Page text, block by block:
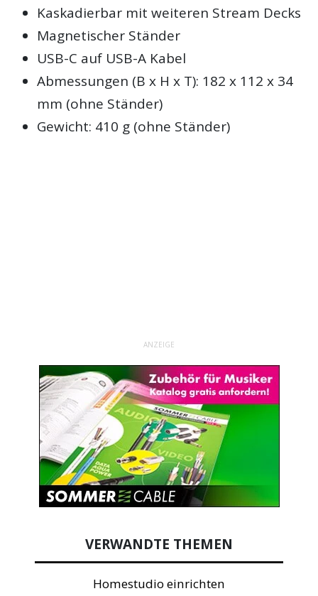
Kaskadierbar mit weiteren Stream Decks
Magnetischer Ständer
USB-C auf USB-A Kabel
Abmessungen (B x H x T): 182 x 112 x 34
mm (ohne Ständer)
Gewicht: 410 g (ohne Ständer)
ANZEIGE
VERWANDTE THEMEN
Homestudio einrichten